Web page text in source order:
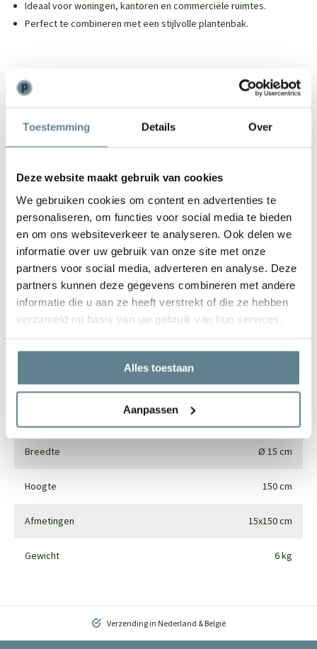
Toestemming Details Over
Deze website maakt gebruik van cookies
We gebruiken cookies om content en advertenties te
personaliseren, om functies voor social media te bieden
en om ons websiteverkeer te analyseren. Ook delen we
informatie over uw gebruik van onze site met onze
partners voor social media, adverteren en analyse. Deze
partners kunnen deze gegevens combineren met andere
informatie die u aan ze heeft verstrekt of die ze hebben
verzameld op basis van uw gebruik van hun services.
Alles toestaan
Aanpassen
Ideaal voor woningen, kantoren en commerciële ruimtes.
Perfect te combineren met een stijlvolle plantenbak.
Wil je advies of heb je een vraag? Neem contact op met ons
team!
Start chat
Bel0344-228104
Mail info@polyesterplantenbakken.nl
Whatsapp0344-228104
Specificaties
Gebruik Interieur
Breedte Ø 15 cm
Hoogte 150 cm
Afmetingen 15x150 cm
Gewicht 6 kg
Verzending in Nederland & België